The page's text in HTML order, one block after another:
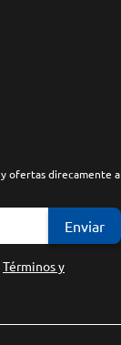
ofertas direcamente a
Enviar
Términos y